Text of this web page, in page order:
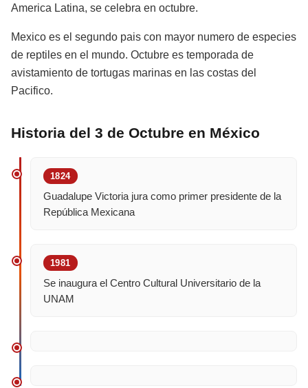
America Latina, se celebra en octubre.
Mexico es el segundo pais con mayor numero de especies
de reptiles en el mundo. Octubre es temporada de
avistamiento de tortugas marinas en las costas del
Pacifico.
Historia del 3 de Octubre en México
1824
Guadalupe Victoria jura como primer presidente de la
República Mexicana
1981
Se inaugura el Centro Cultural Universitario de la
UNAM